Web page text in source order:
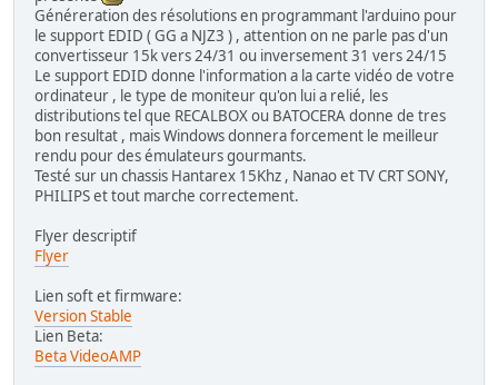
Généreration des résolutions en programmant l'arduino pour
le support EDID ( GG a NJZ3 ) , attention on ne parle pas d'un
convertisseur 15k vers 24/31 ou inversement 31 vers 24/15
Le support EDID donne l'information a la carte vidéo de votre
ordinateur , le type de moniteur qu'on lui a relié, les
distributions tel que RECALBOX ou BATOCERA donne de tres
bon resultat , mais Windows donnera forcement le meilleur
rendu pour des émulateurs gourmants.
Testé sur un chassis Hantarex 15Khz , Nanao et TV CRT SONY,
PHILIPS et tout marche correctement.
Flyer descriptif
Flyer
Lien soft et firmware:
Version Stable
Lien Beta:
Beta VideoAMP